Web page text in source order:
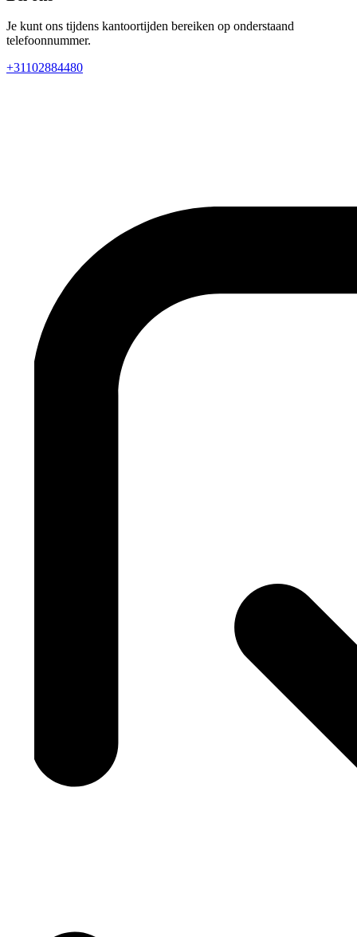
Je kunt ons tijdens kantoortijden bereiken op onderstaand
telefoonnummer.
+31102884480